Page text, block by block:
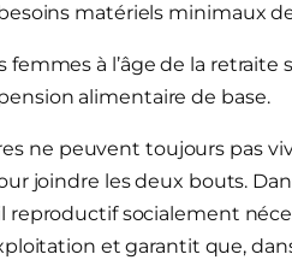
matériels minimaux
femmes à l’âge de la
alimentaire de base.
ne peuvent toujours pas
joindre les deux bouts.
socialement
et garantit que,